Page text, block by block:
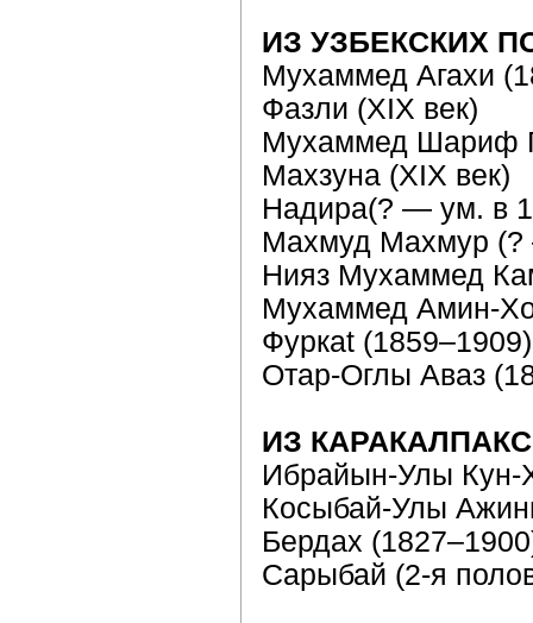
ИЗ УЗБЕКСКИХ
Мухаммед Агахи
Фазли (XIX век)
Мухаммед Шариф
Махзуна (XIX век)
Надира(? — ум. в
Махмуд Махмур
Нияз Мухаммед
Мухаммед Амин-
Фуркat (1859–1909)
Отар-Оглы Аваз
ИЗ
Ибрайын-Улы Кун-
Косыбай-Улы
Бердах
Сарыбай (2-я